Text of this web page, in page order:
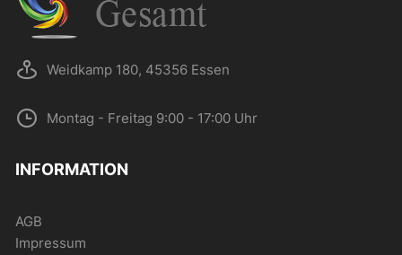
Weidkamp 180, 45356 Essen
Montag - Freitag 9:00 - 17:00 Uhr
INFORMATION
AGB
Impressum